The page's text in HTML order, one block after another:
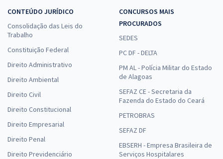
CONTEÚDO JURÍDICO
Consolidação das Leis do
Trabalho
Constituição Federal
Direito Administrativo
Direito Ambiental
Direito Civil
Direito Constitucional
Direito Empresarial
Direito Penal
Direito Previdenciário
CONCURSOS MAIS
PROCURADOS
SEDES
PC DF - DELTA
PM AL - Polícia Militar do Estado
de Alagoas
SEFAZ CE - Secretaria da
Fazenda do Estado do Ceará
PETROBRAS
SEFAZ DF
EBSERH - Empresa Brasileira de
Serviços Hospitalares